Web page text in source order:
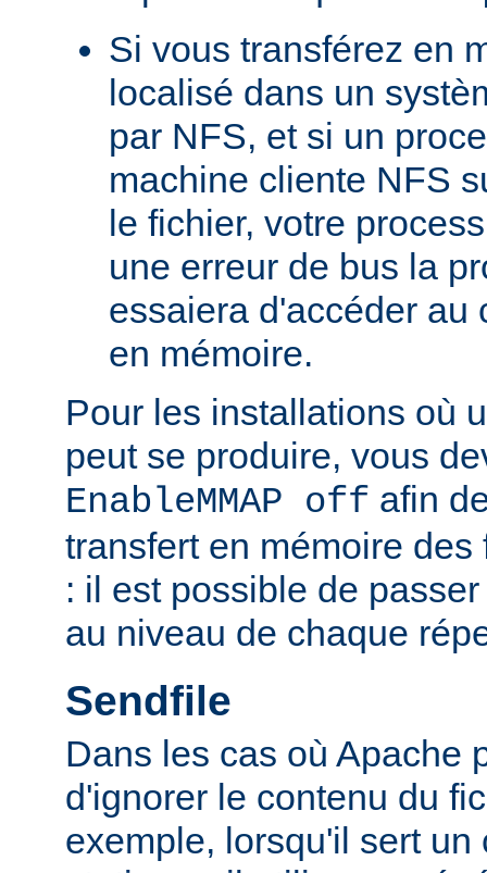
Si vous transférez en
localisé dans un
par NFS, et si un
machine cliente NFS
le fichier, votre
une erreur de bus la
essaiera d'accéder au
en mémoire.
Pour les installations où
peut se produire, vous
EnableMMAP off afin
transfert en mémoire
: il est possible de
au niveau de chaque
Sendfile
Dans les cas où Apache
d'ignorer le contenu du
exemple, lorsqu'il sert un